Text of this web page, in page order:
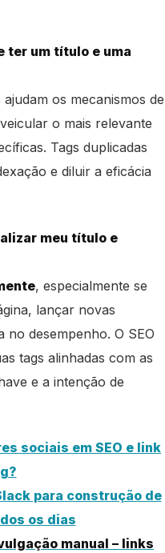
ter um título e uma
os mecanismos de
o mais relevante
Tags duplicadas
e diluir a eficácia
meu título e
, especialmente se
lançar novas
desempenho. O SEO
tags alinhadas com as
e a intenção de
sociais em SEO e link
para construção de
os dias
manual – links